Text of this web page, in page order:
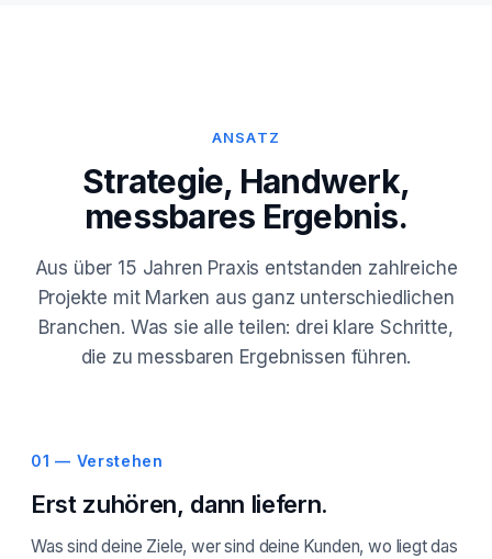
ANSATZ
Strategie, Handwerk,
messbares Ergebnis.
Aus über 15 Jahren Praxis entstanden zahlreiche
Projekte mit Marken aus ganz unterschiedlichen
Branchen. Was sie alle teilen: drei klare Schritte,
die zu messbaren Ergebnissen führen.
01 — Verstehen
Erst zuhören, dann liefern.
Was sind deine Ziele, wer sind deine Kunden, wo liegt das